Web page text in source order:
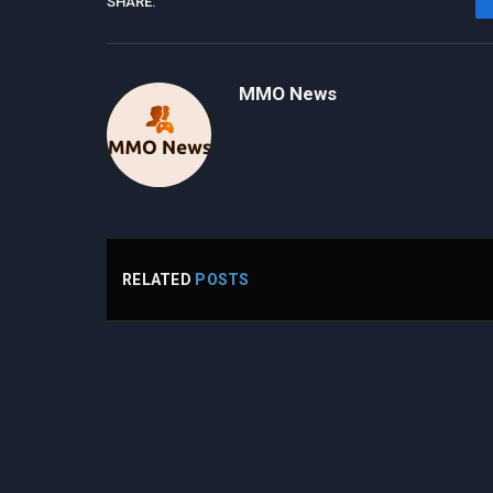
MMO News
RELATED POSTS